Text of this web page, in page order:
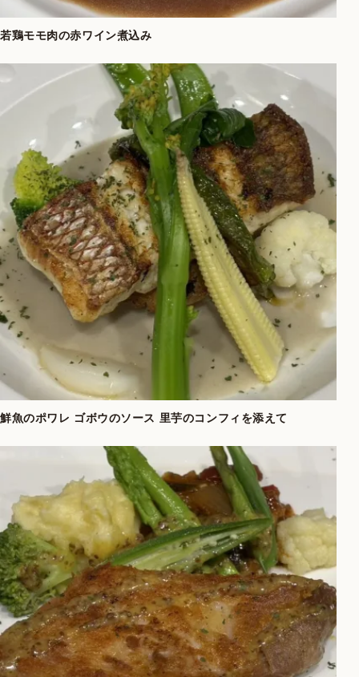
若鶏モモ肉の赤ワイン煮込み
鮮魚のポワレ ゴボウのソース 里芋のコンフィを添えて